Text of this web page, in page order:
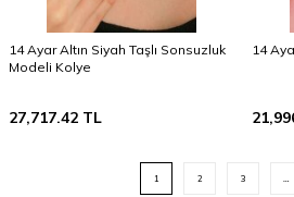
14 Ayar Altın Siyah Taşlı Sonsuzluk
Modeli Kolye
27,717.42 TL
14
1 2 3 …